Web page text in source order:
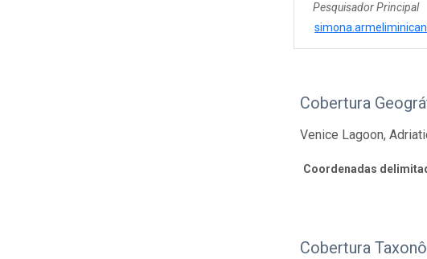
Pesquisador Principal
Cobertura
Venice Lagoon,
Coordenadas
Cobertura